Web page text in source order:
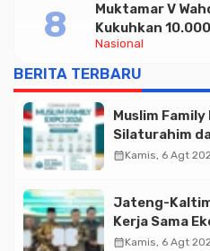
Nasional
Muktamar V
Kukuhkan
Istiqlal
BERITA TERBARU
Muslim
Silaturahim
Halal di
calendar_monthKamis, 6 Agt
Jateng-
Kerja Sama
Triliun
calendar_monthKamis, 6 Agt